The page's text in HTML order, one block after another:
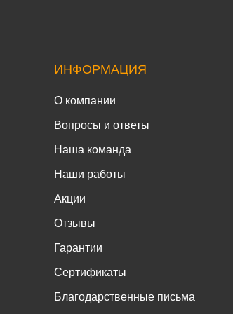
ИНФОРМАЦИЯ
О компании
Вопросы и ответы
Наша команда
Наши работы
Акции
Отзывы
Гарантии
Сертификаты
Благодарственные письма